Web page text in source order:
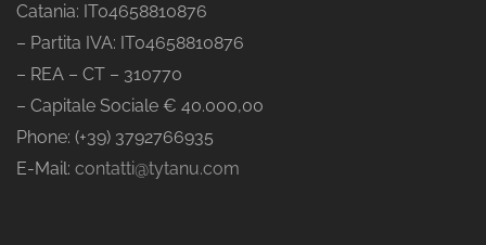
Catania: IT04658810876
– Partita IVA: IT04658810876
– REA – CT – 310770
– Capitale Sociale € 40.000,00
Phone: (+39) 3792766935
E-Mail: contatti@tytanu.com